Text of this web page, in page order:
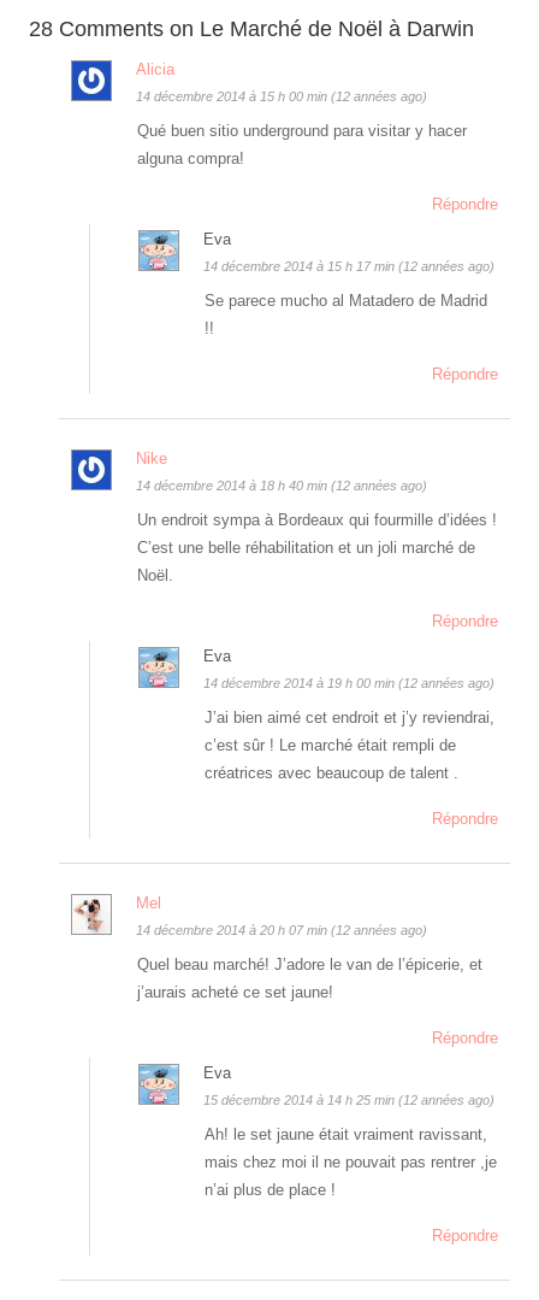
28 Comments on Le Marché de Noël à Darwin
Alicia
14 décembre 2014 à 15 h 00 min (12 années ago)
Qué buen sitio underground para visitar y hacer
alguna compra!
Répondre
Eva
14 décembre 2014 à 15 h 17 min (12 années ago)
Se parece mucho al Matadero de Madrid
!!
Répondre
Nike
14 décembre 2014 à 18 h 40 min (12 années ago)
Un endroit sympa à Bordeaux qui fourmille d’idées !
C’est une belle réhabilitation et un joli marché de
Noël.
Répondre
Eva
14 décembre 2014 à 19 h 00 min (12 années ago)
J’ai bien aimé cet endroit et j’y reviendrai,
c’est sûr ! Le marché était rempli de
créatrices avec beaucoup de talent .
Répondre
Mel
14 décembre 2014 à 20 h 07 min (12 années ago)
Quel beau marché! J’adore le van de l’épicerie, et
j’aurais acheté ce set jaune!
Répondre
Eva
15 décembre 2014 à 14 h 25 min (12 années ago)
Ah! le set jaune était vraiment ravissant,
mais chez moi il ne pouvait pas rentrer ,je
n’ai plus de place !
Répondre